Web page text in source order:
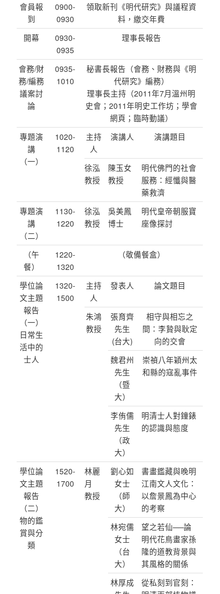
會員報
到
0900-
0930
領取新刊《明代研究》與議程資
料，繳交年費
開幕
0930-
0935
理事長報告
會務/財
務/編務
議案討
論
0935-
1010
秘書長報告（會務、財務與《明
代研究》編務）
理事長主持（2011年7月溫州明
史會；2011年明史工作坊；學會
網頁；臨時動議）
專題演
講
（一）
1020-
1120
主持
人
演講人 演講題目
徐泓
教授
陳玉女
教授
明代佛門的社會
服務：經懺與醫
藥救濟
專題演
講
（二）
1130-
1220
徐泓
教授
吳美鳳
博士
明代皇帝朝服寶
座像探討
（午
餐）
1220-
1320
（敬備餐盒）
學位論
文主題
報告
（一）
日常生
活中的
士人
1320-
1500
主持
人
發表人 論文題目
朱鴻
教授
張育齊
先生
(台大)
相守與相忘之
間：李贄與耿定
向的交會
魏君州
先生
（暨
大）
崇禎八年穎州太
和縣的寇亂事件
李侑儒
先生
（政
大）
明清士人對鐘錶
的認識與態度
學位論
文主題
報告
（二）
物的鑑
賞與分
類
1520-
1700
林麗
月
教授
劉心如
女士
（師
大）
書畫鑑藏與晚明
江南文人文化：
以詹景鳳為中心
的考察
林宛儒
女士
（台
大）
望之若仙──論
明代花鳥畫家孫
隆的道教背景與
其風格的關係
林厚成
從私刻到官刻：